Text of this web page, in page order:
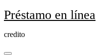
Ir
al
Préstamo en línea
credito